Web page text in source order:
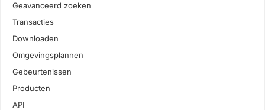
Geavanceerd zoeken
Transacties
Downloaden
Omgevingsplannen
Gebeurtenissen
Producten
API